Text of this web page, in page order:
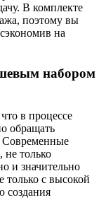
В комплекте
поэтому вы
на
набором
в процессе
обращать
Современные
только
и значительно
только с высокой
создания